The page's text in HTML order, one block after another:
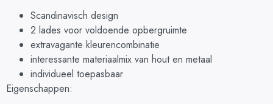
Scandinavisch design
2 lades voor voldoende opbergruimte
extravagante kleurencombinatie
interessante materiaalmix van hout en metaal
individueel toepasbaar
Eigenschappen: